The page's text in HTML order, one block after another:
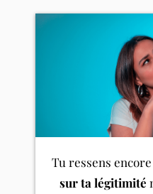
Tu ressens
sur ta légitimité